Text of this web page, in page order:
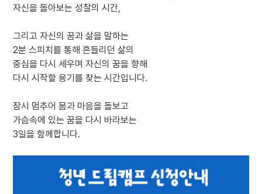
자신을 돌아보는 성찰의 시간,
그리고 자신의 꿈과 삶을 말하는
2분 스피치를 통해 흔들리던 삶의
중심을 다시 세우며 자신의 꿈을 향해
다시 시작할 용기를 찾는 시간입니다.
잠시 멈추어 몸과 마음을 돌보고
가슴속에 있는 꿈을 다시 바라보는
3일을 함께합니다.